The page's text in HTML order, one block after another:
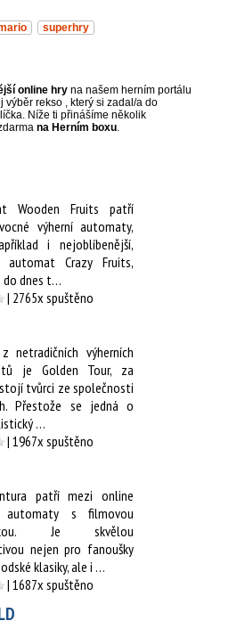
superhry
online hry na našem herním portálu
výběr rekso , který si zadal/a do
Níže ti přinášíme několik
na Herním boxu.
Wooden Fruits patří
výherní automaty,
i nejoblíbenější,
automat Crazy Fruits,
do dnes t…
| 2765x spuštěno
netradičních výherních
je Golden Tour, za
tvůrci ze společnosti
Přestože se jedná o
…
| 1967x spuštěno
patří mezi online
automaty s filmovou
Je skvělou
nejen pro fanoušky
klasiky, ale i …
| 1687x spuštěno